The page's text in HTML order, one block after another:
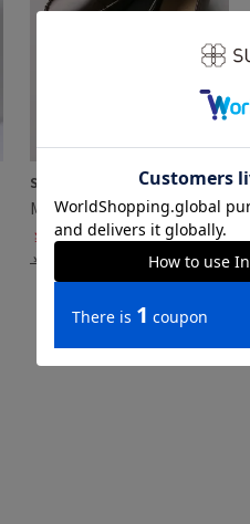
SUIT SQUARE／UNIVERSAL LANGUAGE
MENS／UNION IMPERIAL監修／コインローファー
￥ 11,473
￥